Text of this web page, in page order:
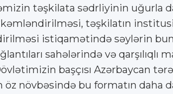
təşkilata sədrliyinin uğurla
təşkilatın
istiqamətində səylərin
sahələrində və qarşılıqlı
başçısı Azərbaycan
öz növbəsində bu formatın